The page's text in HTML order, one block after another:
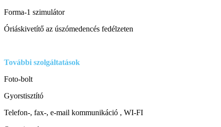
Forma-1 szimulátor
Óriáskivetítő az úszómedencés fedélzeten
További szolgáltatások
Foto-bolt
Gyorstisztító
Telefon-, fax-, e-mail kommunikáció , WI-FI